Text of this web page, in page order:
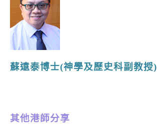
蘇遠泰博士(神學及歷史科副教授)
其他港師分享